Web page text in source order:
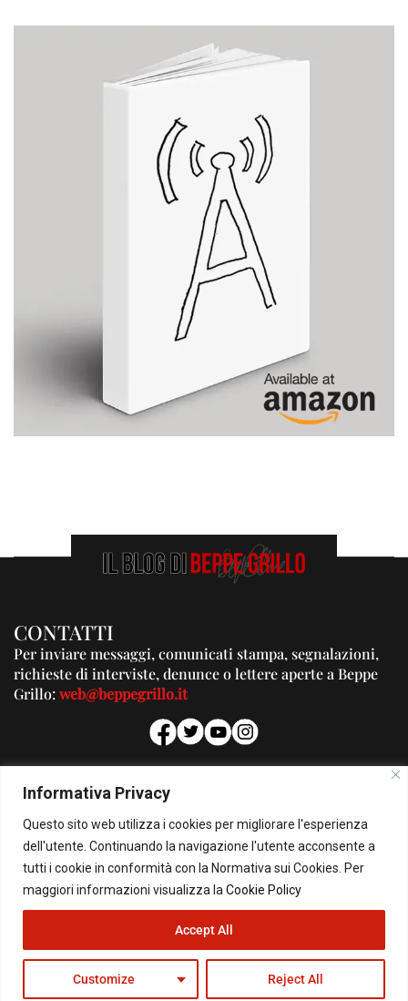
Informativa Privacy
Questo sito web utilizza i cookies per migliorare l'esperienza
dell'utente. Continuando la navigazione l'utente acconsente a
tutti i cookie in conformità con la Normativa sui Cookies. Per
maggiori informazioni visualizza la Cookie Policy
Customize Reject All
Accept All
CONTATTI
Per inviare messaggi, comunicati stampa, segnalazioni,
richieste di interviste, denunce o lettere aperte a Beppe
Grillo:web@beppegrillo.it
PUBBLICITA'
Per la tua pubblicità su questo Blog:
pubblicita@beppegrillo.it
HOMEPAGE COOKIE POLICY PRIVACY POLICY CONTATTI
© Copyright 2026 - Il Blog di Beppe Grillo. All Rights Reserved - Powered by
happygrafic.com